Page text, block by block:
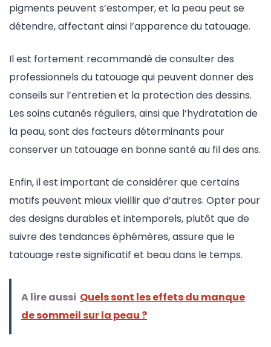
pigments peuvent s’estomper, et la peau peut se
détendre, affectant ainsi l’apparence du tatouage.
Il est fortement recommandé de consulter des
professionnels du tatouage qui peuvent donner des
conseils sur l’entretien et la protection des dessins.
Les soins cutanés réguliers, ainsi que l’hydratation de
la peau, sont des facteurs déterminants pour
conserver un tatouage en bonne santé au fil des ans.
Enfin, il est important de considérer que certains
motifs peuvent mieux vieillir que d’autres. Opter pour
des designs durables et intemporels, plutôt que de
suivre des tendances éphémères, assure que le
tatouage reste significatif et beau dans le temps.
A lire aussi Quels sont les effets du manque
de sommeil sur la peau ?